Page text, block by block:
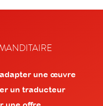
une œuvre
un traducteur